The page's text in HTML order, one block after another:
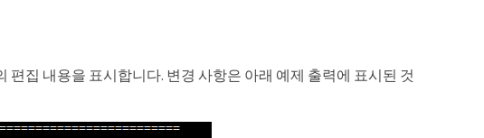
집 내용을 표시합니다. 변경 사항은 아래 예제 출력에 표시된 것